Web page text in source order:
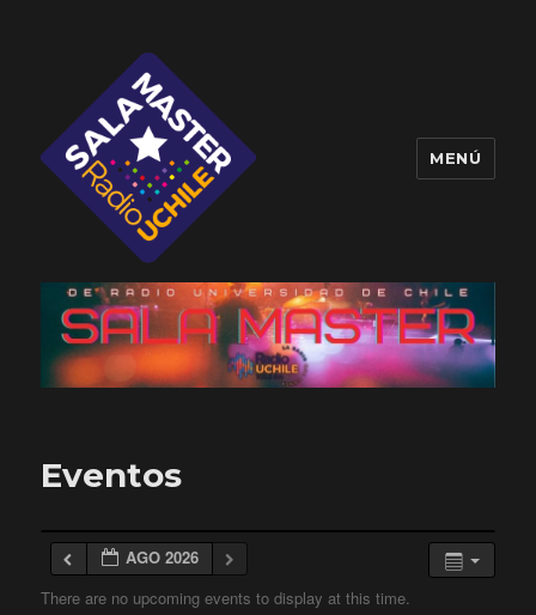
Sala Master
MENÚ
Eventos
AGO 2026
There are no upcoming events to display at this time.